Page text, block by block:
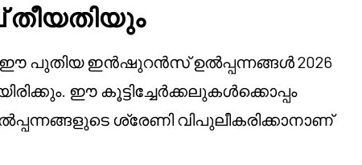
ഈ പുതിയ ഇൻഷുറൻസ് ഉൽപ്പന്നങ്ങൾ 2026
ഈ കൂട്ടിച്ചേർക്കലുകൾക്കൊപ്പം
ശ്രേണി വിപുലീകരിക്കാനാണ്